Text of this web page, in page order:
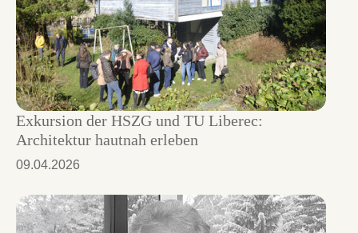
Exkursion der HSZG und TU Liberec:
Architektur hautnah erleben
09.04.2026